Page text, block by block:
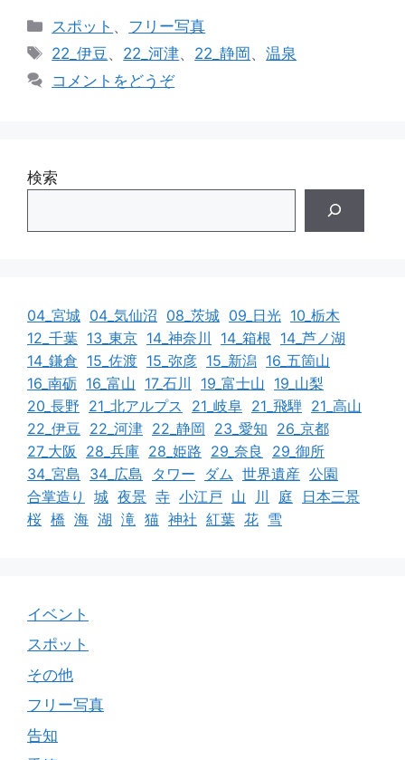
カ
テ
リ
スポット 、 フリー写真
タ
22_伊豆、 22_河津、 22_静岡、温泉
コメントをどうぞ
検索
04_宮城 04_気仙沼 08_茨城 09_日光 10_栃木
12_千葉 13_東京 14_神奈川 14_箱根 14_芦ノ湖
14_鎌倉 15_佐渡 15_弥彦 15_新潟 16_五箇山
16_南砺 16_富山 17_石川 19_富士山 19_山梨
20_長野 21_北アルプス 21_岐阜 21_飛騨 21_高山
22_伊豆 22_河津 22_静岡 23_愛知 26_京都
27_大阪
28_兵庫 28_姫路 29_奈良
29_御所
34_宮島 34_広島 タワー ダム 世界遺産 公園
合掌造り
城 夜景 寺 小江戸 山 川 庭
日本三景
桜 橋 海 湖 滝 猫 神社 紅葉 花 雪
イベント
スポット
その他
フリー写真
告知